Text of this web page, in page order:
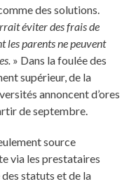
des solutions.
éviter des frais de
les parents ne peuvent
» Dans la foulée des
supérieur, de la
annoncent d’ores
de septembre.
source
via les prestataires
des statuts et de la